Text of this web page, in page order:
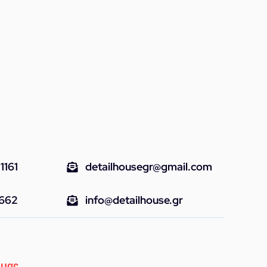
detailhousegr@gmail.com
info@detailhouse.gr